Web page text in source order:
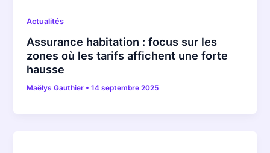
Actualités
Assurance habitation : focus sur les
zones où les tarifs affichent une forte
hausse
Maëlys Gauthier •14 septembre 2025